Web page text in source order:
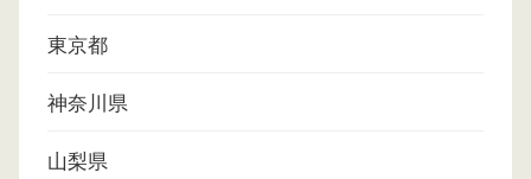
東京都
神奈川県
山梨県